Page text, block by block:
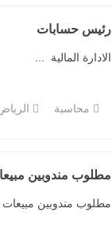
رئيس حسابات
الادارة المالية ...
محاسبة
مطلوب مندوبين
مطلوب مندوبين مبيعات